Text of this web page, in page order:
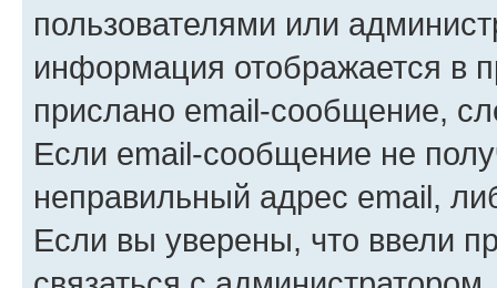
пользователями или
информация отображается в
прислано email-сообщение,
Если email-сообщение не
неправильный адрес email,
Если вы уверены, что ввели